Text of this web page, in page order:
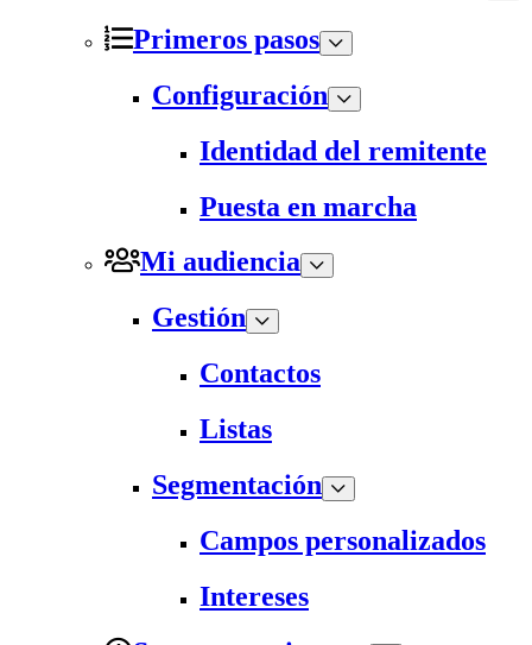
Primeros pasos
Configuración
Identidad del remitente
Puesta en marcha
Mi audiencia
Gestión
Contactos
Listas
Segmentación
Campos personalizados
Intereses